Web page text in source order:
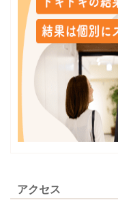
アクセス